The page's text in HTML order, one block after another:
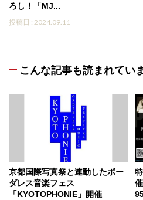
ろし！「MJ...
投稿日 : 2024.09.11
こんな記事も読まれてい
京都国際写真祭と連動したボー
ダレス音楽フェス
「KYOTOPHONIE」開催